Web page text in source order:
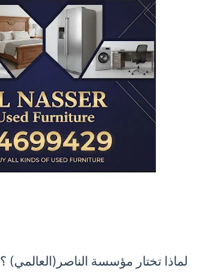
لماذا تختار مؤسسة الناصر(العالمي) ؟